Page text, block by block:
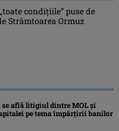
condiţiile” puse de
Strâmtoarea Ormuz
se află litigiul dintre MOL și
pe tema împărțirii banilor